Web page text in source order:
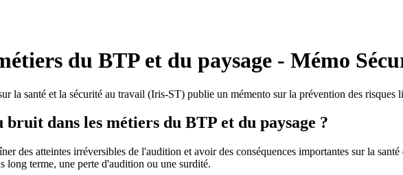
du BTP et du paysage - Mémo
la santé et la sécurité au travail (Iris-ST) publie un mémento sur la prévention des risques
bruit dans les métiers du BTP et du paysage ?
des atteintes irréversibles de l'audition et avoir des conséquences importantes sur la
long terme, une perte d'audition ou une surdité.